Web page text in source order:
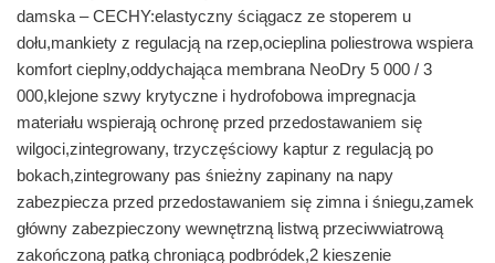
damska – CECHY:elastyczny ściągacz ze stoperem u
dołu,mankiety z regulacją na rzep,ocieplina poliestrowa wspiera
komfort cieplny,oddychająca membrana NeoDry 5 000 / 3
000,klejone szwy krytyczne i hydrofobowa impregnacja
materiału wspierają ochronę przed przedostawaniem się
wilgoci,zintegrowany, trzyczęściowy kaptur z regulacją po
bokach,zintegrowany pas śnieżny zapinany na napy
zabezpiecza przed przedostawaniem się zimna i śniegu,zamek
główny zabezpieczony wewnętrzną listwą przeciwwiatrową
zakończoną patką chroniącą podbródek,2 kieszenie